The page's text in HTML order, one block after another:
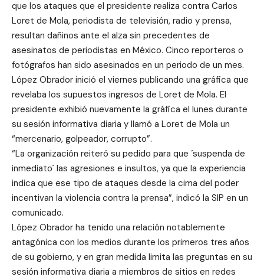
que los ataques que el presidente realiza contra Carlos
Loret de Mola, periodista de televisión, radio y prensa,
resultan dañinos ante el alza sin precedentes de
asesinatos de periodistas en México. Cinco reporteros o
fotógrafos han sido asesinados en un periodo de un mes.
López Obrador inició el viernes publicando una gráfica que
revelaba los supuestos ingresos de Loret de Mola. El
presidente exhibió nuevamente la gráfica el lunes durante
su sesión informativa diaria y llamó a Loret de Mola un
“mercenario, golpeador, corrupto”.
“La organización reiteró su pedido para que ´suspenda de
inmediato´ las agresiones e insultos, ya que la experiencia
indica que ese tipo de ataques desde la cima del poder
incentivan la violencia contra la prensa”, indicó la SIP en un
comunicado.
López Obrador ha tenido una relación notablemente
antagónica con los medios durante los primeros tres años
de su gobierno, y en gran medida limita las preguntas en su
sesión informativa diaria a miembros de sitios en redes